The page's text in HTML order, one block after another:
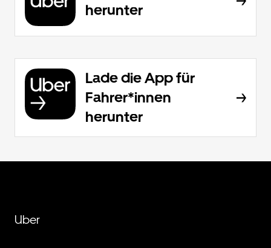
herunter
Lade die App für
Fahrer*innen
herunter
Uber